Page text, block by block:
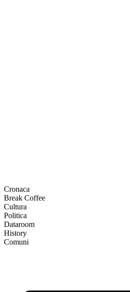
Cronaca
Break Coffee
Cultura
Politica
Dataroom
History
Comuni